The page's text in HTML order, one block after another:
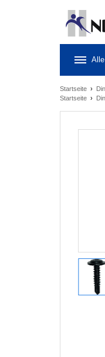
Startseite ›
Startseite ›